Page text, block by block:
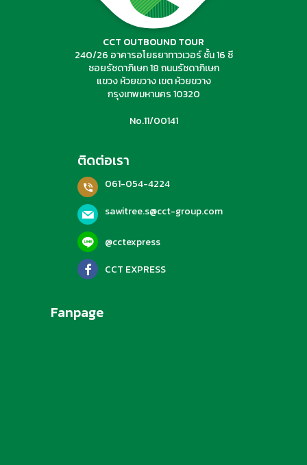
CCT OUTBOUND TOUR
240/26 อาคารอโยธยาทาวเวอร์ ชั้น 16 ซี
ซอยรัชดาภิเษก 18 ถนนรัชดาภิเษก
แขวง ห้วยขวาง เขต ห้วยขวาง
กรุงเทพมหานคร 10320
No.11/00141
ติดต่อเรา
061-054-4224
sawitree.s@cct-group.com
@cctexpress
CCT EXPRESS
Fanpage